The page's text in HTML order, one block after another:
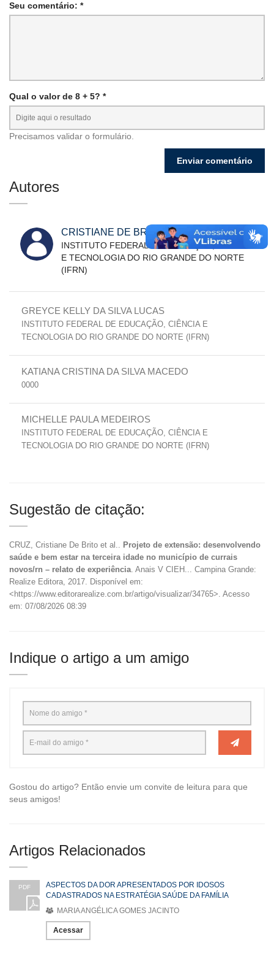
Seu comentário: *
Qual o valor de 8 + 5? *
Precisamos validar o formulário.
Autores
CRISTIANE DE BRITO CRUZ
INSTITUTO FEDERAL DE EDUCAÇÃO, CIÊNCIA
E TECNOLOGIA DO RIO GRANDE DO NORTE
(IFRN)
GREYCE KELLY DA SILVA LUCAS
INSTITUTO FEDERAL DE EDUCAÇÃO, CIÊNCIA E
TECNOLOGIA DO RIO GRANDE DO NORTE (IFRN)
KATIANA CRISTINA DA SILVA MACEDO
0000
MICHELLE PAULA MEDEIROS
INSTITUTO FEDERAL DE EDUCAÇÃO, CIÊNCIA E
TECNOLOGIA DO RIO GRANDE DO NORTE (IFRN)
Sugestão de citação:
CRUZ, Cristiane De Brito et al..
Projeto de extensão: desenvolvendo
saúde e bem estar na terceira idade no município de currais
novos/rn – relato de experiência . Anais V CIEH... Campina Grande:
Realize Editora, 2017. Disponível em:
<https://www.editorarealize.com.br/artigo/visualizar/34765>. Acesso
em: 07/08/2026 08:39
Indique o artigo a um amigo
Gostou do artigo? Então envie um convite de leitura para que
seus amigos!
Artigos Relacionados
PDF
ASPECTOS DA DOR APRESENTADOS POR IDOSOS
CADASTRADOS NA ESTRATÉGIA SAÚDE DA FAMÍLIA
MARIA ANGÉLICA GOMES JACINTO
Acessar